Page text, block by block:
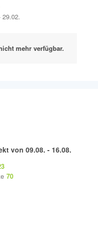
29.02.
mehr verfügbar.
von 09.08. - 16.08.
70